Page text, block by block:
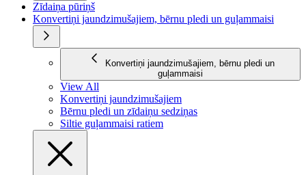
Zīdaiņa pūriņš
Konvertiņi jaundzimušajiem, bērnu pledi un guļammaisi
Konvertiņi jaundzimušajiem, bērnu pledi un
guļammaisi
View All
Konvertiņi jaundzimušajiem
Bērnu pledi un zīdaiņu sedziņas
Siltie guļammaisi ratiem